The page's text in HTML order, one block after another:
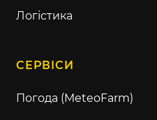
Логістика
СЕРВІСИ
Погода (MeteoFarm)